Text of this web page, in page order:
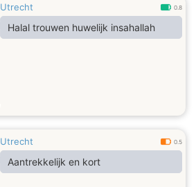
Utrecht 0.8
Halal trouwen huwelijk insahallah
Utrecht 0.5
Aantrekkelijk en kort